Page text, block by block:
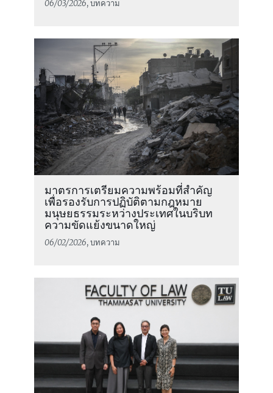
06/03/2026, บทความ
มาตรการเตรียมความพร้อมที่สำคัญ
เพื่อรองรับการปฏิบัติตามกฎหมาย
มนุษยธรรมระหว่างประเทศในบริบท
ความขัดแย้งขนาดใหญ่
06/02/2026, บทความ